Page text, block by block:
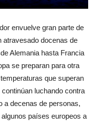
envuelve gran parte de
atravesado docenas de
Alemania hasta Francia
se preparan para otra
que superan
luchando contra
a decenas de personas,
países europeos a